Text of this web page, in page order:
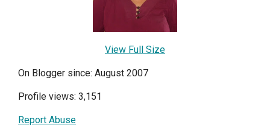
View Full Size
On Blogger since: August 2007
Profile views: 3,151
Report Abuse